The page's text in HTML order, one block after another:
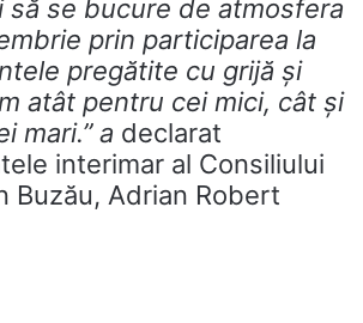
să se bucure de atmosfera
prin participarea la
pregătite cu grijă și
atât pentru cei mici, cât și
mari.” a declarat
interimar al Consiliului
Buzău, Adrian Robert